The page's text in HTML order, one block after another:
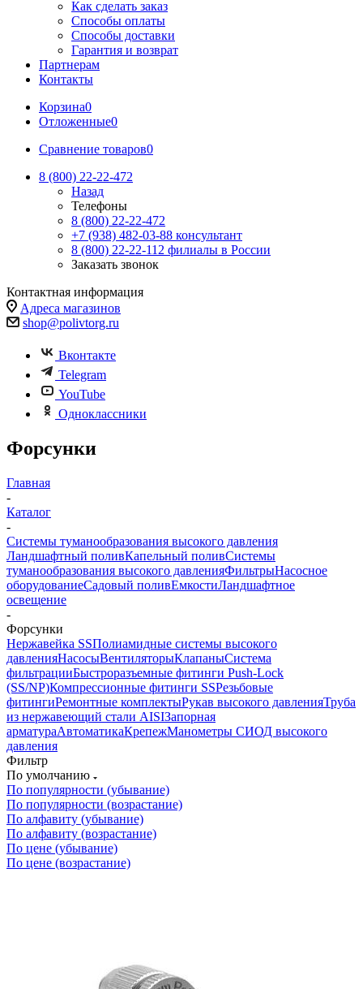
Как сделать заказ
Способы оплаты
Способы доставки
Гарантия и возврат
Партнерам
Контакты
Корзина0
Отложенные0
Сравнение товаров0
8 (800) 22-22-472
Назад
Телефоны
8 (800) 22-22-472
+7 (938) 482-03-88 консультант
8 (800) 22-22-112 филиалы в России
Заказать звонок
Контактная информация
Адреса магазинов
shop@polivtorg.ru
Вконтакте
Telegram
YouTube
Одноклассники
Форсунки
Главная
-
Каталог
-
Системы туманообразования высокого давления
Ландшафтный поливКапельный поливСистемы
туманообразования высокого давленияФильтрыНасосное
оборудованиеСадовый поливЕмкостиЛандшафтное
освещение
-
Форсунки
Нержавейка SSПолиамидные системы высокого
давленияНасосыВентиляторыКлапаныСистема
фильтрацииБыстроразъемные фитинги Push-Lock
(SS/NP)Компрессионные фитинги SSРезьбовые
фитингиРемонтные комплектыРукав высокого давленияТруба
из нержавеющий стали AISIЗапорная
арматураАвтоматикаКрепежМанометры СИОД высокого
давления
Фильтр
По умолчанию
По популярности (убывание)
По популярности (возрастание)
По алфавиту (убывание)
По алфавиту (возрастание)
По цене (убывание)
По цене (возрастание)